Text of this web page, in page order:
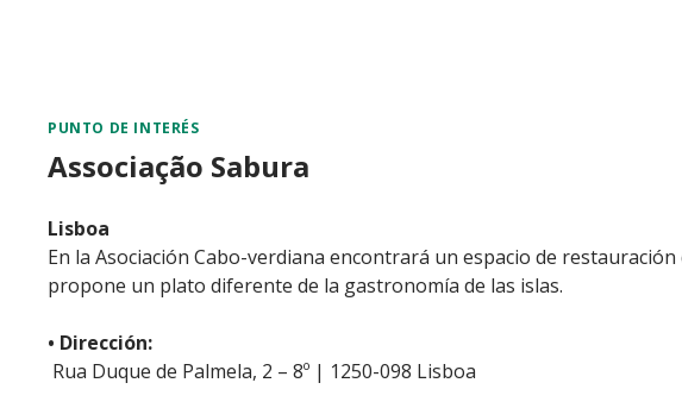
PUNTO DE INTERÉS
Associação Sabura
Lisboa
En la Asociación Cabo-verdiana encontrará un espacio de
propone un plato diferente de la gastronomía de las islas.
• Dirección:
Rua Duque de Palmela, 2 – 8º | 1250-098 Lisboa